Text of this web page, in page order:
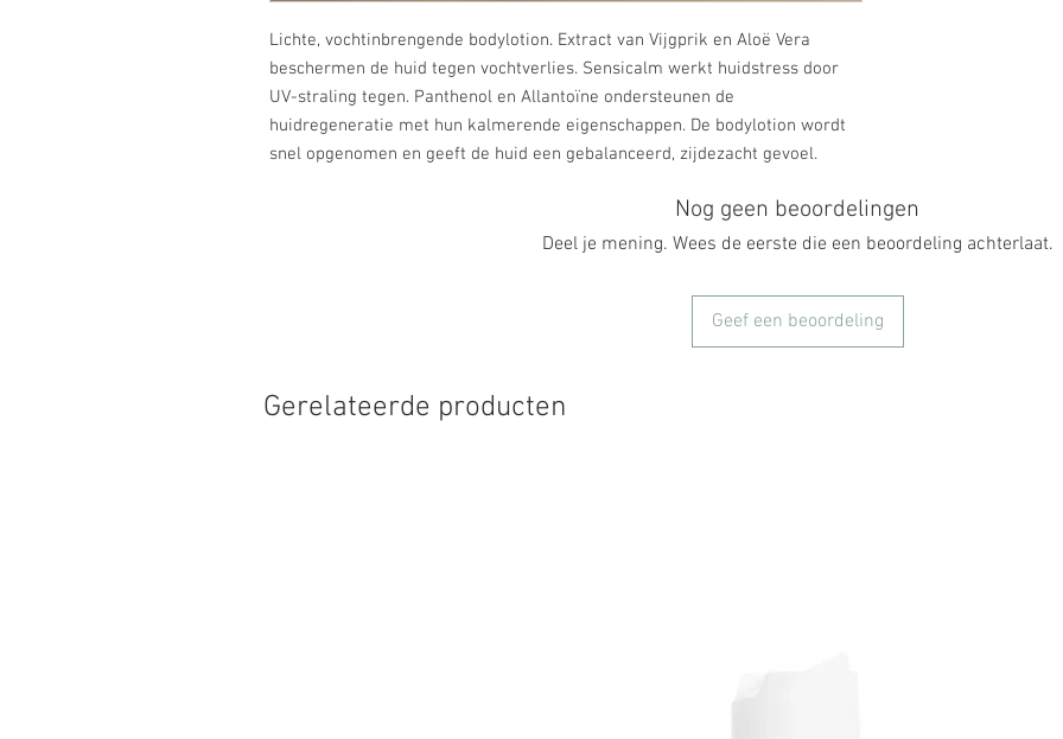
Lichte, vochtinbrengende bodylotion. Extract van Vijgprik en Aloë Vera
beschermen de huid tegen vochtverlies. Sensicalm werkt huidstress door
UV-straling tegen. Panthenol en Allantoïne ondersteunen de
huidregeneratie met hun kalmerende eigenschappen. De bodylotion wordt
snel opgenomen en geeft de huid een gebalanceerd, zijdezacht gevoel.
Nog geen beoordelingen
Deel je mening. Wees de eerste die een beoordeling achterlaat.
Geef een beoordeling
Gerelateerde producten